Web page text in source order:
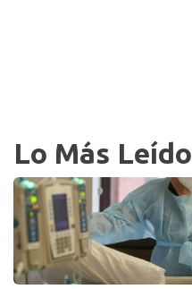
Lo Más Leído